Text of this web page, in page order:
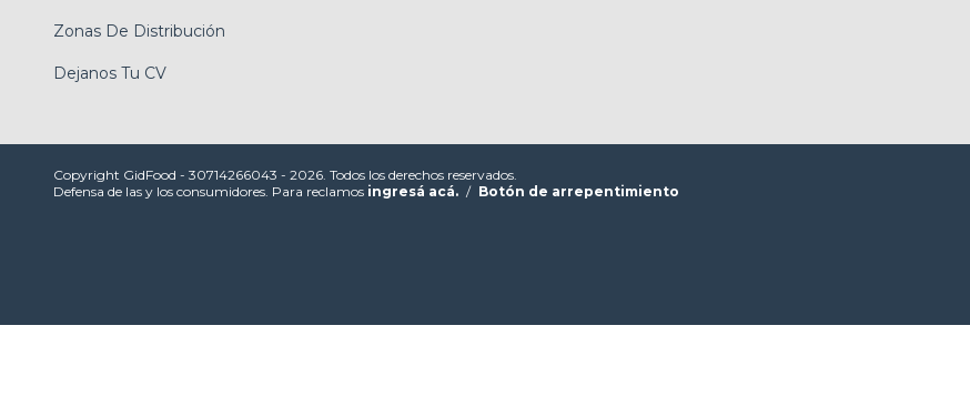
Zonas De Distribución
Dejanos Tu CV
Copyright GidFood - 30714266043 - 2026. Todos los derechos reservados.
Defensa de las y los consumidores. Para reclamos ingresá acá. / Botón de arrepentimiento